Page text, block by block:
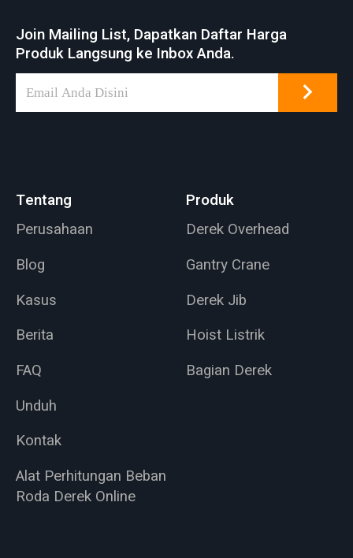
Join Mailing List, Dapatkan Daftar Harga
Produk Langsung ke Inbox Anda.
Tentang
Perusahaan
Blog
Kasus
Berita
FAQ
Unduh
Kontak
Alat Perhitungan Beban
Roda Derek Online
Produk
Derek Overhead
Gantry Crane
Derek Jib
Hoist Listrik
Bagian Derek